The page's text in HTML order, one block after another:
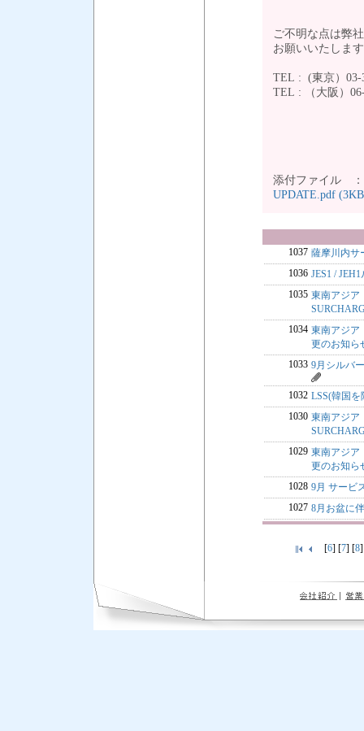
ご不明な点は弊
お願いいたしま
TEL : (東京）03-
TEL : （
添付ファイル
UPDATE.pdf
1037 薩摩川内サ
1036 JES1 /
1035 東南アジア
1034 東南アジア
更のお知ら
1033 9月シルバ
1032 LSS(韓国を
1030 東南アジア
1029 東南アジア
更のお知ら
1028 9月 サービ
1027 8月お盆に
[6] [7] [8